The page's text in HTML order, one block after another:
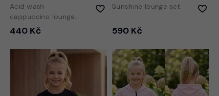
Acid wash
cappuccino lounge
tepláky
440 Kč
Sunshine lounge set
590 Kč